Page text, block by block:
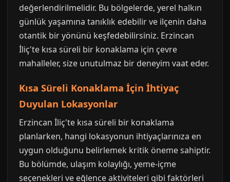
değerlendirilmelidir. Bu bölgelerde, yerel halkın
günlük yaşamına tanıklık edebilir ve ilçenin daha
otantik bir yönünü keşfedebilirsiniz. Erzincan
İliç'te kısa süreli bir konaklama için çevre
mahalleler, size unutulmaz bir deneyim vaat eder.
Kısa Süreli Konaklama İçin İhtiyaç
Duyulan Lokasyonlar
Erzincan İliç'te kısa süreli bir konaklama
planlarken, hangi lokasyonun ihtiyaçlarınıza en
uygun olduğunu belirlemek kritik öneme sahiptir.
Bu bölümde, ulaşım kolaylığı, yeme-içme
seçenekleri ve eğlence aktiviteleri gibi faktörleri